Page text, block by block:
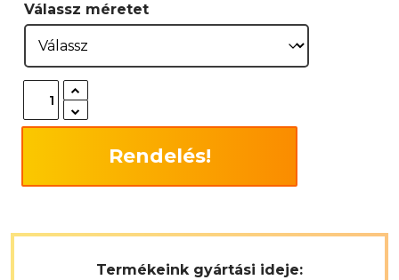
Válassz méretet
Rendelés!
Termékeink gyártási ideje: